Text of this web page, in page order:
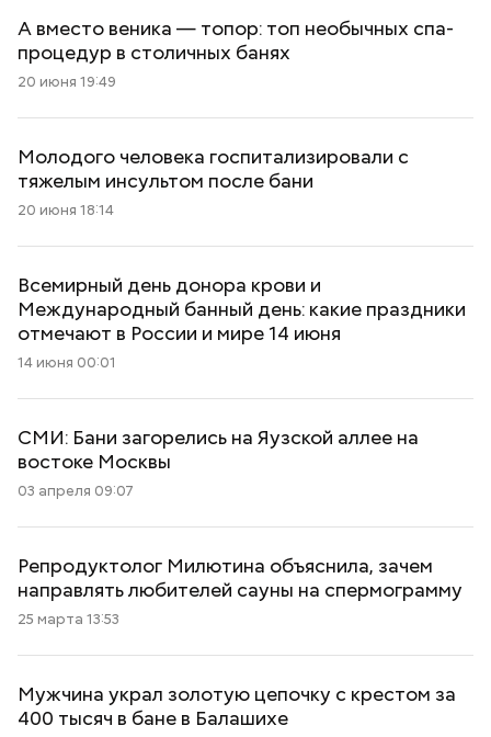
А вместо веника — топор: топ необычных спа-
процедур в столичных банях
20 июня 19:49
Молодого человека госпитализировали с
тяжелым инсультом после бани
20 июня 18:14
Всемирный день донора крови и
Международный банный день: какие праздники
отмечают в России и мире 14 июня
14 июня 00:01
СМИ: Бани загорелись на Яузской аллее на
востоке Москвы
03 апреля 09:07
Репродуктолог Милютина объяснила, зачем
направлять любителей сауны на спермограмму
25 марта 13:53
Мужчина украл золотую цепочку с крестом за
400 тысяч в бане в Балашихе